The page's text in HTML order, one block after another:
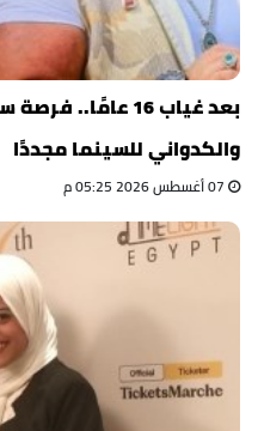
بعد غياب 16
والكدواني للسينما مجددًا